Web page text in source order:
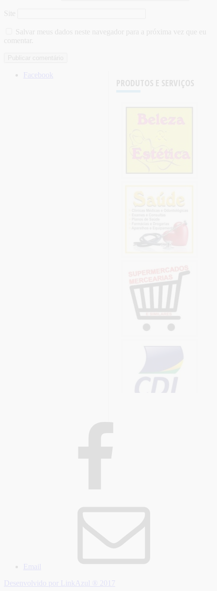
Site
Salvar meus dados neste navegador para a próxima vez que eu
comentar.
PRODUTOS E SERVIÇOS
Facebook
Email
Desenvolvido por LinkAzul ® 2017